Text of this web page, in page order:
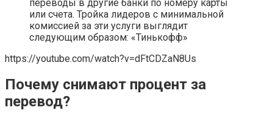
переводы в другие банки по номеру карты
или счета. Тройка лидеров с минимальной
комиссией за эти услуги выглядит
следующим образом: «Тинькофф»
https://youtube.com/watch?v=dFtCDZaN8Us
Почему снимают процент за
перевод?